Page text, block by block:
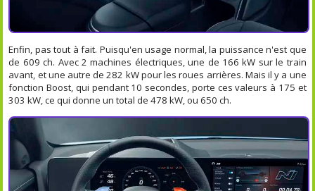
Enfin, pas tout à fait. Puisqu'en usage normal, la puissance n'est que
de 609 ch. Avec 2 machines électriques, une de 166 kW sur le train
avant, et une autre de 282 kW pour les roues arrières. Mais il y a une
fonction Boost, qui pendant 10 secondes, porte ces valeurs à 175 et
303 kW, ce qui donne un total de 478 kW, ou 650 ch.